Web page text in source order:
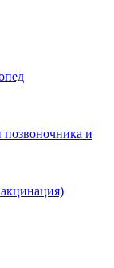
позвоночника и